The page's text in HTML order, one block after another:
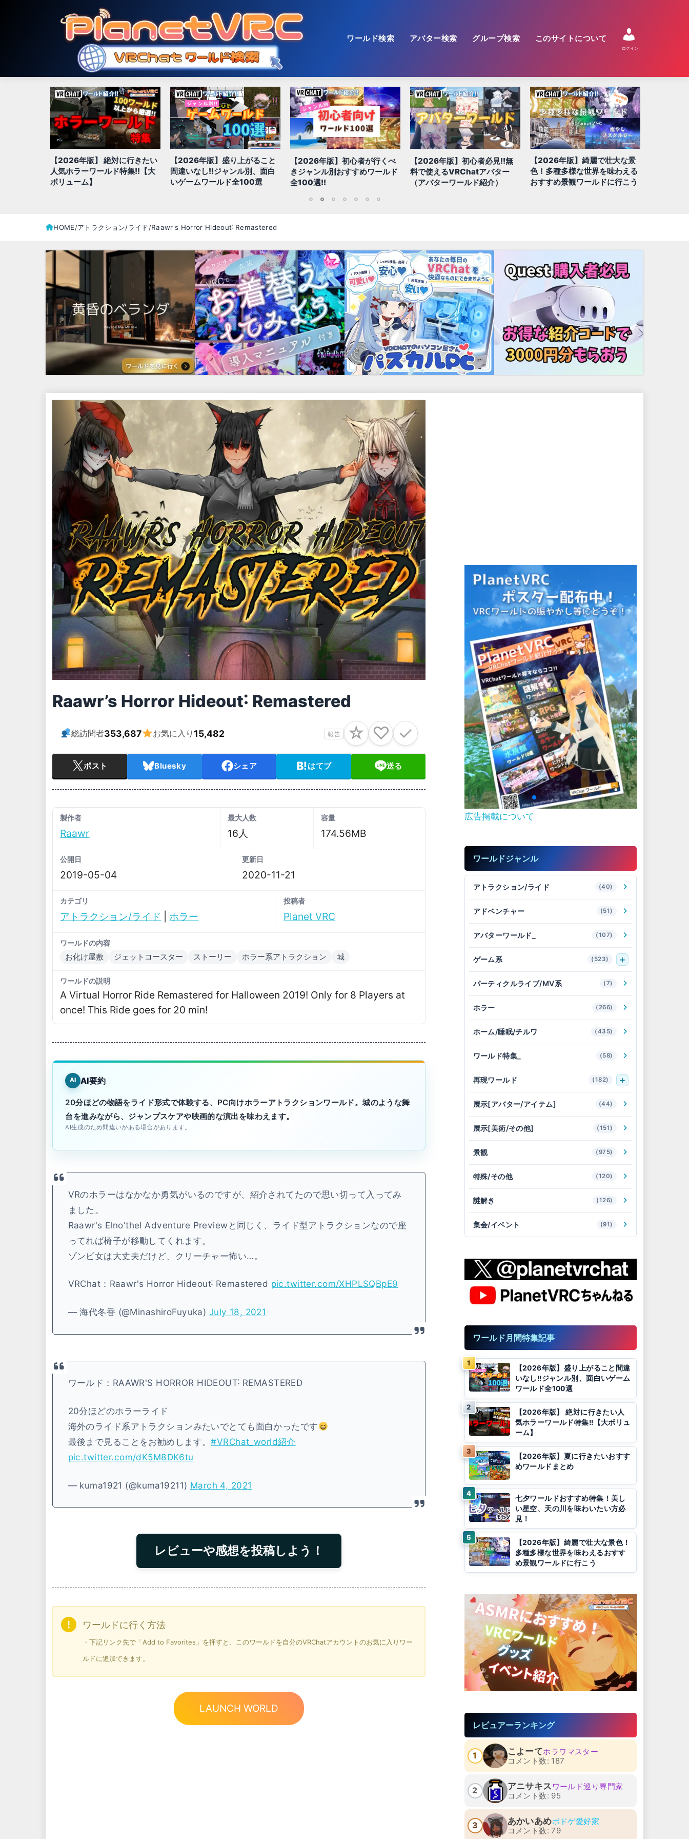
ワールド検索 アバター検索 グループ検索 このサイトについて
ログイン
【2026年版】盛り上がること
間違いなし!!ジャンル別、面白
いゲームワールド全100選
【2026年版】初心者が行くべ
きジャンル別おすすめワールド
全100選!!
【2026年版】初心者必見!!無
料で使えるVRChatアバター
（アバターワールド紹介）
【2026年版】綺麗で壮大な景
色！多種多様な世界を味わえる
おすすめ景観ワールドに行こう
【2026年版】絶対に行きたい
QUEST/スマホ対応ワールド 全
100選!!
HOME アトラクション/ライド Raawr's Horror Hideout˸ Remastered
Raawr’s Horror Hideout˸ Remastered
総訪問者353,687 お気に入り15,482 報告 ☆ ♡ ✓
ポスト Bluesky シェア はてブ 送る
製作者
Raawr
最大人数
16人
容量
174.56MB
公開日
2019-05-04
更新日
2020-11-21
カテゴリ
アトラクション/ライド ホラー
投稿者
Planet VRC
ワールドの内容
お化け屋敷 ジェットコースター ストーリー ホラー系アトラクション 城
ワールドの説明
A Virtual Horror Ride Remastered for Halloween 2019ǃ Only for 8 Players at
onceǃ This Ride goes for 20 minǃ
AI AI要約
20分ほどの物語をライド形式で体験する、PC向けホラーアトラクションワールド。城のような舞
台を進みながら、ジャンプスケアや映画的な演出を味わえます。
AI生成のため間違いがある場合があります。
VRのホラーはなかなか勇気がいるのですが、紹介されてたので思い切って入ってみ
ました。
Raawr's Elno'thel Adventure Previewと同じく、ライド型アトラクションなので座
ってれば椅子が移動してくれます。
ゾンビ女は大丈夫だけど、クリーチャー怖い…。
VRChat：Raawr's Horror Hideout˸ Remastered pic.twitter.com/XHPLSQBpE9
— 海代冬香 (@MinashiroFuyuka) July 18, 2021
ワールド：RAAWR'S HORROR HIDEOUT˸ REMASTERED
20分ほどのホラーライド
海外のライド系アトラクションみたいでとても面白かったです
最後まで見ることをお勧めします。#VRChat_world紹介
pic.twitter.com/dK5M8DK6tu
— kuma1921 (@kuma19211) March 4, 2021
レビューや感想を投稿しよう！
ワールドに行く方法
・下記リンク先で「Add to Favorites」を押すと、このワールドを自分のVRChatアカウントのお気に入りワー
ルドに追加できます。
LAUNCH WORLD
広告掲載について
ワールドジャンル
アトラクション/ライド (40)
アドベンチャー (51)
アバターワールド_ (107)
ゲーム系 (523)
パーティクルライブ/MV系 (7)
ホラー (266)
ホーム/睡眠/チルワ (435)
ワールド特集_ (58)
再現ワールド (182)
展示[アバター/アイテム] (44)
展示[美術/その他] (151)
景観 (975)
特殊/その他 (120)
謎解き (126)
集会/イベント (91)
ワールド月間特集記事
【2026年版】盛り上がること間違
いなし!!ジャンル別、面白いゲーム
ワールド全100選
【2026年版】 絶対に行きたい人
気ホラーワールド特集!!【大ボリュ
ーム】
【2026年版】夏に行きたいおすす
めワールドまとめ
七夕ワールドおすすめ特集！美し
い星空、天の川を味わいたい方必
見！
【2026年版】綺麗で壮大な景色！
多種多様な世界を味わえるおすす
め景観ワールドに行こう
レビュアーランキング
1 こよーてホラワマスター
コメント数: 187
2 アニサキス ワールド巡り専門家
コメント数: 95
3 あかいあめボドゲ愛好家
コメント数: 79